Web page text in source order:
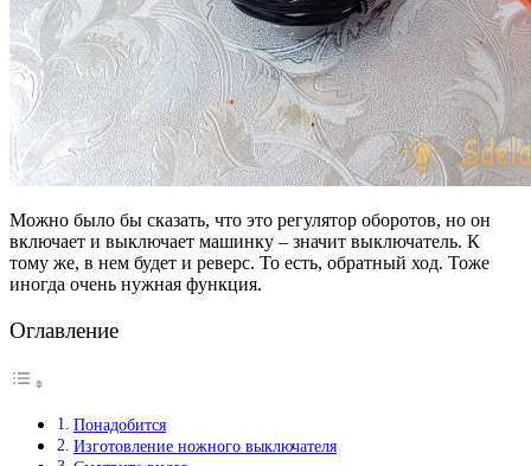
Можно было бы сказать, что это регулятор оборотов, но он
включает и выключает машинку – значит выключатель. К
тому же, в нем будет и реверс. То есть, обратный ход. Тоже
иногда очень нужная функция.
Оглавление
Понадобится
Изготовление ножного выключателя